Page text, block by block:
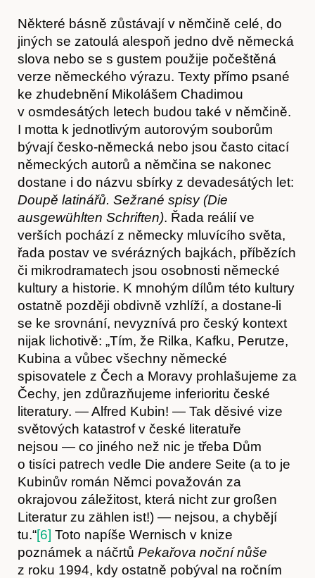
Hostcast
Akce
Některé básně zůstávají v němčině celé, do
jiných se zatoulá alespoň jedno dvě německá
slova nebo se s gustem použije počeštěná
verze německého výrazu. Texty přímo psané
ke zhudebnění Mikolášem Chadimou
v osmdesátých letech budou také v němčině.
I motta k jednotlivým autorovým souborům
bývají česko-německá nebo jsou často citací
německých autorů a němčina se nakonec
dostane i do názvu sbírky z devadesátých let:
Doupě latinářů. Sežrané spisy (Die
ausgewühlten Schriften). Řada reálií ve
verších pochází z německy mluvícího světa,
řada postav ve svérázných bajkách, příbězích
či mikrodramatech jsou osobnosti německé
kultury a historie. K mnohým dílům této kultury
ostatně později obdivně vzhlíží, a dostane-li
se ke srovnání, nevyznívá pro český kontext
nijak lichotivě: „Tím, že Rilka, Kafku, Perutze,
Kubina a vůbec všechny německé
spisovatele z Čech a Moravy prohlašujeme za
Čechy, jen zdůrazňujeme inferioritu české
literatury. — Alfred Kubin! — Tak děsivé vize
světových katastrof v české literatuře
nejsou — co jiného než nic je třeba Dům
o tisíci patrech vedle Die andere Seite (a to je
Kubinův román Němci považován za
okrajovou záležitost, která nicht zur großen
Literatur zu zählen ist!) — nejsou, a chybějí
tu.“[6] Toto napíše Wernisch v knize
poznámek a náčrtů Pekařova noční nůše
z roku 1994, kdy ostatně pobýval na ročním